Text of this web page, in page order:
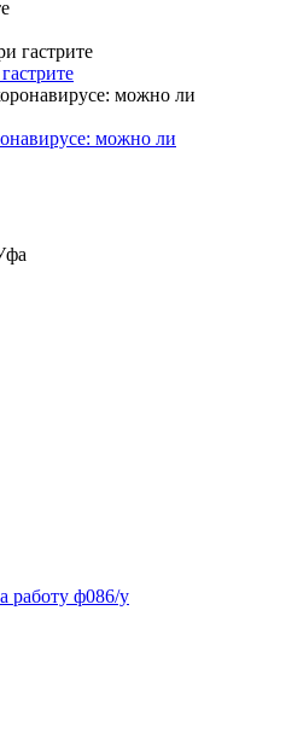
можно ли
работу ф086/у